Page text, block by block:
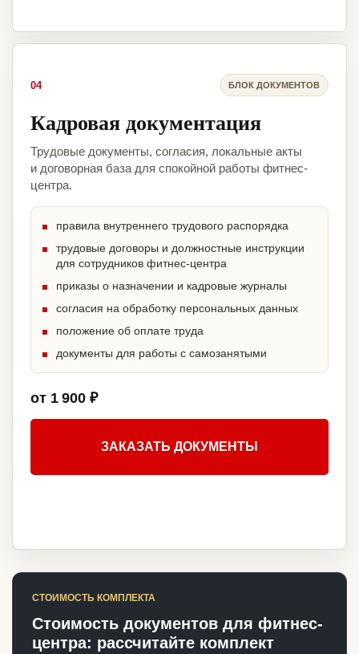
04 БЛОК ДОКУМЕНТОВ
Кадровая документация
Трудовые документы, согласия, локальные акты
и договорная база для спокойной работы фитнес-
центра.
правила внутреннего трудового распорядка
трудовые договоры и должностные инструкции
для сотрудников фитнес-центра
приказы о назначении и кадровые журналы
согласия на обработку персональных данных
положение об оплате труда
документы для работы с самозанятыми
от 1 900 ₽
ЗАКАЗАТЬ ДОКУМЕНТЫ
СТОИМОСТЬ КОМПЛЕКТА
Стоимость документов для фитнес-
центра: рассчитайте комплект